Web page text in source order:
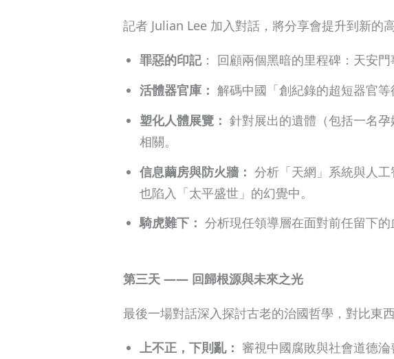
記者 Julian Lee 加入對話，將分享會提升到新的
罪惡的印記： 回顧兩個黑暗的里程碑：天安
活體器官庫： 解碼中國「創紀錄的超短器官
塑化人體展覽： 針對展出的遺體（包括一名
相關。
信息繭房與防火牆： 分析「天網」系統與人
也陷入「太平盛世」的幻覺中。
騎虎難下： 分析現任領導層在面對前任留下的
第三天 —— 回歸根源與未來之光
最後一場對話深入探討古老的治國哲學，對比東
上不正，下則亂： 審視中國腐敗與社會道德